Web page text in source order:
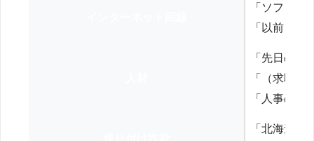
「ソフト
「以前、
「先日の
「（求職
「人事の方
「北海道